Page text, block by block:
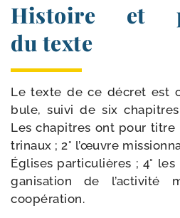
Histoire et
du texte
Le texte de ce décret est
bule, sui­vi de six
Les cha­pitres ont pour
tri­naux ; 2° l’œuvre
Églises par­ti­cu­lières ; 4° les
ga­ni­sa­tion de l’ac­ti­vi­té
coopération.